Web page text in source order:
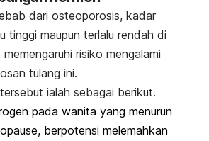
dari osteoporosis, kadar
tinggi maupun terlalu rendah di
risiko mengalami
tulang ini.
ialah sebagai berikut.
pada wanita yang menurun
berpotensi melemahkan